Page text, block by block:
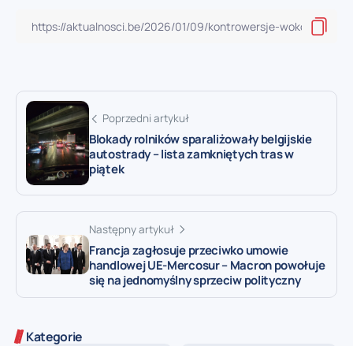
Poprzedni artykuł
Blokady rolników sparaliżowały belgijskie
autostrady – lista zamkniętych tras w
piątek
Następny artykuł
Francja zagłosuje przeciwko umowie
handlowej UE-Mercosur – Macron powołuje
się na jednomyślny sprzeciw polityczny
Kategorie